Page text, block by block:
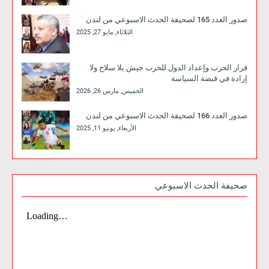
صدور العدد 165 لصحيفة الحدث الاسبوعي من لندن
الثلاثاء, مايو 27, 2025
قرار الحرب وإعداد الدول للحرب جيش بلا سلاح ولا
إرادة في قبضة السياسة
الخميس, مارس 26, 2026
صدور العدد 166 لصحيفة الحدث الاسبوعي من لندن
الأربعاء, يونيو 11, 2025
صحيفة الحدث الاسبوعي